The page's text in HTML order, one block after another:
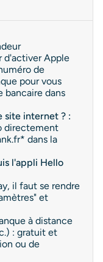
d'activer Apple
de
pour vous
bancaire dans
site internet ? :
directement
dans la
l'appli Hello
il faut se rendre
et
à distance
: gratuit et
ou de